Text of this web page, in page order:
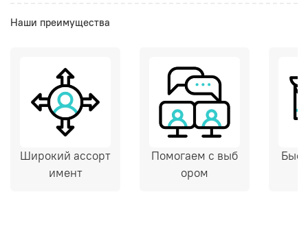
Наши преимущества
Широкий ассорт
имент
Помогаем с выб
ором